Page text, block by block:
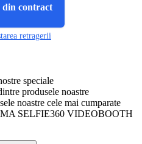
din contract
retragerii
speciale
produsele noastre
noastre cele mai cumparate
SELFIE360 VIDEOBOOTH